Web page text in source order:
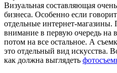
Визуальная составляющая
бизнеса. Особенно если
отдельные интернет-магазины.
внимание в первую очередь на
потом на все остальное. А
это отдельный вид искусства.
как должна выглядеть